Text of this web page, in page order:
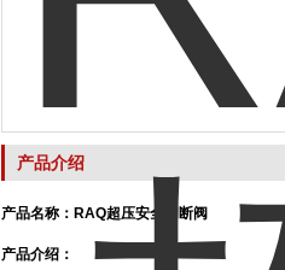
产品介绍
产品名称：RAQ超压安全切断阀
产品介绍：